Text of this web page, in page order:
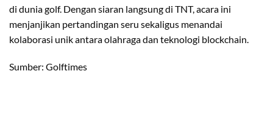
di dunia golf. Dengan siaran langsung di TNT, acara ini
menjanjikan pertandingan seru sekaligus menandai
kolaborasi unik antara olahraga dan teknologi blockchain.
Sumber: Golftimes